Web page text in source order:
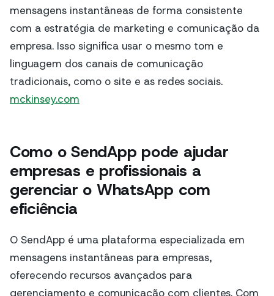
mensagens instantâneas de forma consistente
com a estratégia de marketing e comunicação da
empresa. Isso significa usar o mesmo tom e
linguagem dos canais de comunicação
tradicionais, como o site e as redes sociais.
mckinsey.com
Como o SendApp pode ajudar
empresas e profissionais a
gerenciar o WhatsApp com
eficiência
O SendApp é uma plataforma especializada em
mensagens instantâneas para empresas,
oferecendo recursos avançados para
gerenciamento e comunicação com clientes. Com